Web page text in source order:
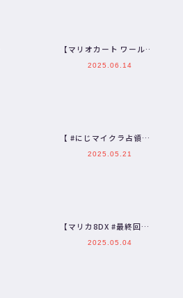
【マリオカート ワール
ド】全員、にじさんじ。
2025.06.14
【 #にじマイクラ占領
戦 | 東軍】本格乱戦に突
2025.05.21
【マリカ8DX #最終回】
ありがとう8DX。最後の
2025.05.04